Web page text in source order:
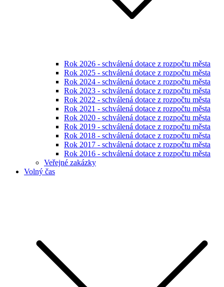
Rok 2026 - schválená dotace z rozpočtu města
Rok 2025 - schválená dotace z rozpočtu města
Rok 2024 - schválená dotace z rozpočtu města
Rok 2023 - schválená dotace z rozpočtu města
Rok 2022 - schválená dotace z rozpočtu města
Rok 2021 - schválená dotace z rozpočtu města
Rok 2020 - schválená dotace z rozpočtu města
Rok 2019 - schválená dotace z rozpočtu města
Rok 2018 - schválená dotace z rozpočtu města
Rok 2017 - schválená dotace z rozpočtu města
Rok 2016 - schválená dotace z rozpočtu města
Veřejné zakázky
Volný čas